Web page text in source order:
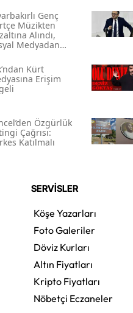
Genç
Müzikten
Alındı,
Medyadan
Kürt
Erişim
Özgürlük
Çağrısı:
Katılmalı
SERVİSLER
Köşe Yazarları
Foto Galeriler
Döviz Kurları
Altın Fiyatları
Kripto Fiyatları
Nöbetçi Eczaneler